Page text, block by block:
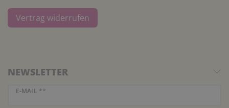
Vertrag widerrufen
NEWSLETTER
E-MAIL **
Newsletter Honig